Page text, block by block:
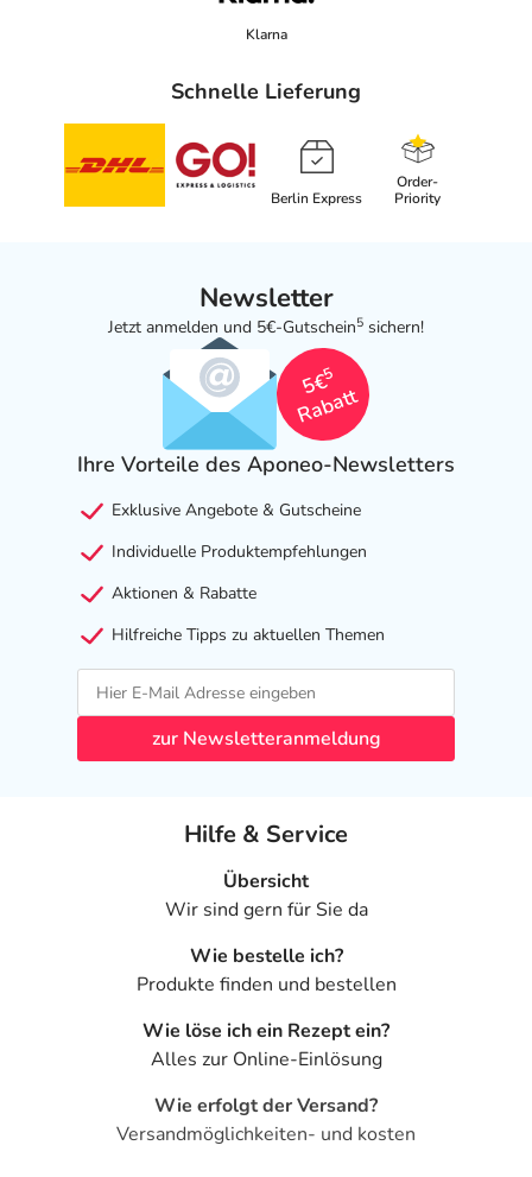
Klarna
Schnelle Lieferung
Berlin Express
Order-
Priority
Newsletter
Jetzt anmelden und 5€-Gutschein5 sichern!
5€
5
Rabatt
Ihre Vorteile des Aponeo-Newsletters
Exklusive Angebote & Gutscheine
Individuelle Produktempfehlungen
Aktionen & Rabatte
Hilfreiche Tipps zu aktuellen Themen
zur Newsletteranmeldung
Hilfe & Service
Übersicht
Wir sind gern für Sie da
Wie bestelle ich?
Produkte finden und bestellen
Wie löse ich ein Rezept ein?
Alles zur Online-Einlösung
Wie erfolgt der Versand?
Versandmöglichkeiten- und kosten